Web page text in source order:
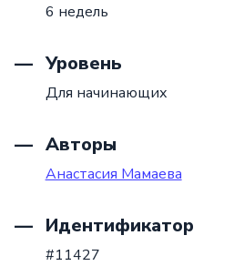
6 недель
Уровень
Для начинающих
Авторы
Анастасия Мамаева
Идентификатор
#11427